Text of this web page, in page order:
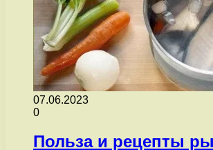
07.06.2023
0
Польза и рецепты